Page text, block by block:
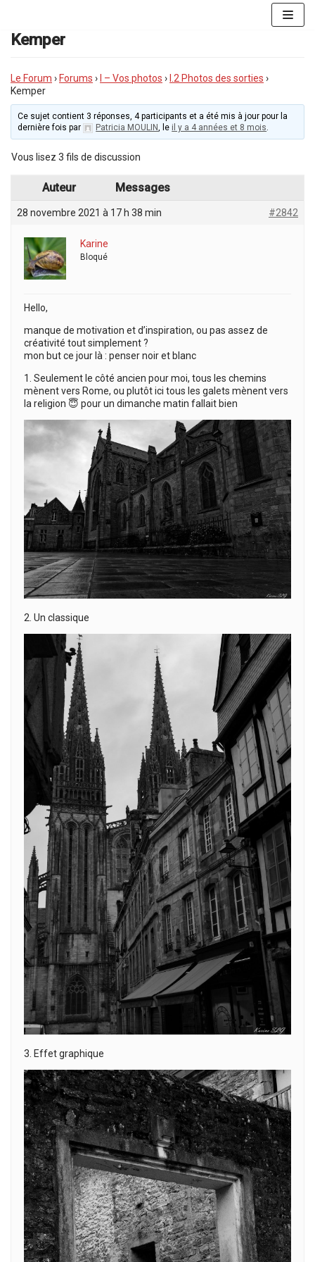
au
contenu
Kemper
Le Forum › Forums › I – Vos photos › I.2 Photos des sorties ›
Kemper
Ce sujet contient 3 réponses, 4 participants et a été mis à jour pour la
dernière fois par
Patricia MOULIN, le il y a 4 années et 8 mois.
Vous lisez 3 fils de discussion
Auteur Messages
28 novembre 2021 à 17 h 38 min #2842
Karine
Bloqué
Hello,
manque de motivation et d’inspiration, ou pas assez de
créativité tout simplement ?
mon but ce jour là : penser noir et blanc
1. Seulement le côté ancien pour moi, tous les chemins
mènent vers Rome, ou plutôt ici tous les galets mènent vers
la religion 😇 pour un dimanche matin fallait bien
2. Un classique
3. Effet graphique